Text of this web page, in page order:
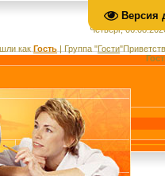
Версия
Четверг,
как Гость | Группа "Гости"